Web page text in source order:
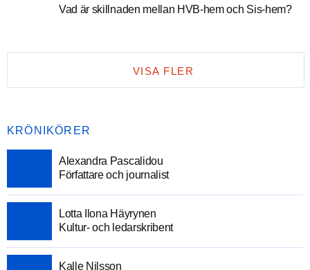
Vad är skillnaden mellan HVB-hem och Sis-hem?
VISA FLER
KRÖNIKÖRER
Alexandra Pascalidou
Författare och journalist
Lotta Ilona Häyrynen
Kultur- och ledarskribent
Kalle Nilsson